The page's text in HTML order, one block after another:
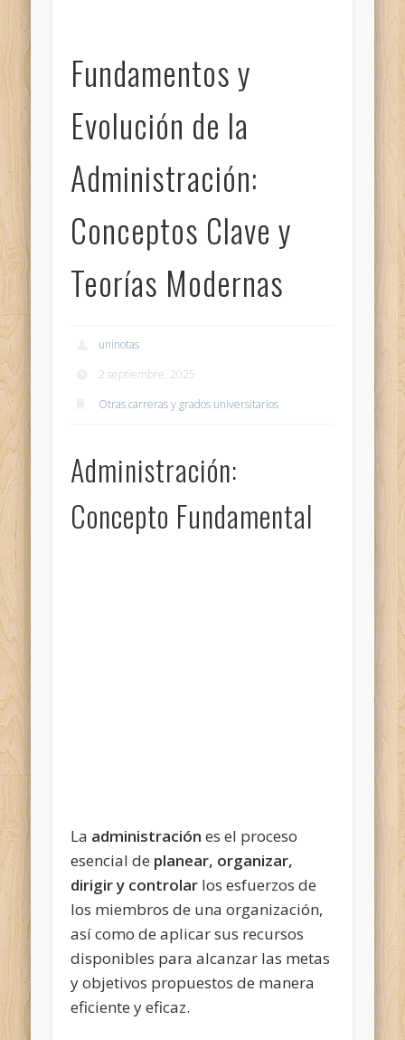
Fundamentos y
Evolución de la
Administración:
Conceptos Clave y
Teorías Modernas
uninotas
2 septiembre, 2025
Otras carreras y grados universitarios
Administración:
Concepto Fundamental
La administración es el proceso
esencial de planear, organizar,
dirigir y controlar los esfuerzos de
los miembros de una organización,
así como de aplicar sus recursos
disponibles para alcanzar las metas
y objetivos propuestos de manera
eficiente y eficaz.